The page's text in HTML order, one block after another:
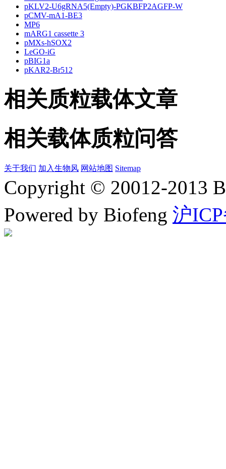
pKLV2-U6gRNA5(Empty)-PGKBFP2AGFP-W
pCMV-mA1-BE3
MP6
mARG1 cassette 3
pMXs-hSOX2
LeGO-iG
pBIG1a
pKAR2-Br512
相关质粒载体文章
相关载体质粒问答
关于我们 加入生物风 网站地图 Sitemap
Copyright © 20012-2013
Powered by Biofeng 沪